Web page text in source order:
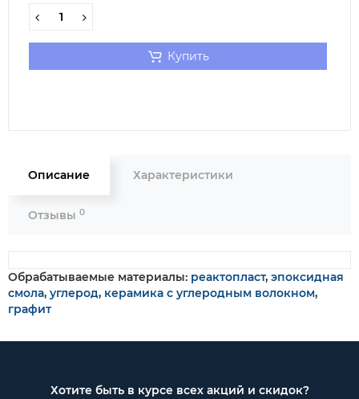
Купить
Описание Характеристики
Отзывы 0
Обрабатываемые материалы: реактопласт, эпоксидная
смола, углерод, керамика с углеродным волокном,
графит
Хотите быть в курсе всех акций и скидок?